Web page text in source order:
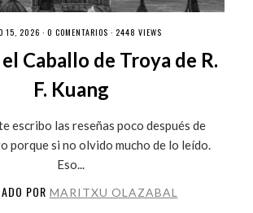
15, 2026 · 0 COMENTARIOS · 2448 VIEWS
Caballo de Troya de R.
F. Kuang
escribo las reseñas poco después de
porque si no olvido mucho de lo leído.
Eso...
POR MARITXU OLAZABAL